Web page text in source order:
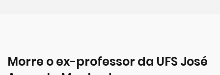
Morre o ex-professor da UFS José